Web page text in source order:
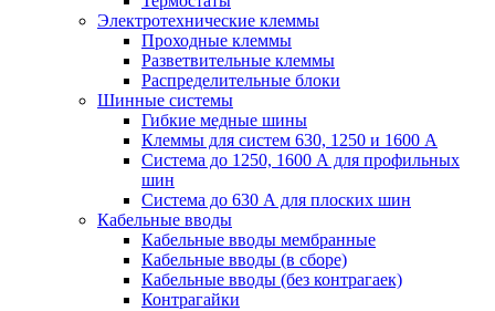
Электротехнические клеммы
Проходные клеммы
Разветвительные клеммы
Распределительные блоки
Шинные системы
Гибкие медные шины
Клеммы для систем 630, 1250 и 1600 А
Система до 1250, 1600 А для профильных
шин
Система до 630 А для плоских шин
Кабельные вводы
Кабельные вводы мембранные
Кабельные вводы (в сборе)
Кабельные вводы (без контрагаек)
Контрагайки